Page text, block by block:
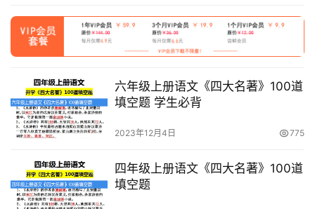
料
自
媒
体
高
登录 注册
六年级上册语文《四大名著》100道
填空题 学生必背
2023年12月4日 775
四年级上册语文《四大名著》100道
填空题